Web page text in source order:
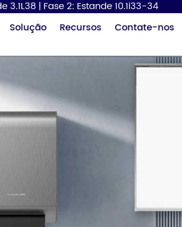
| Fase 2: Estande 10.1i33-34
Solução Recursos Contate-nos